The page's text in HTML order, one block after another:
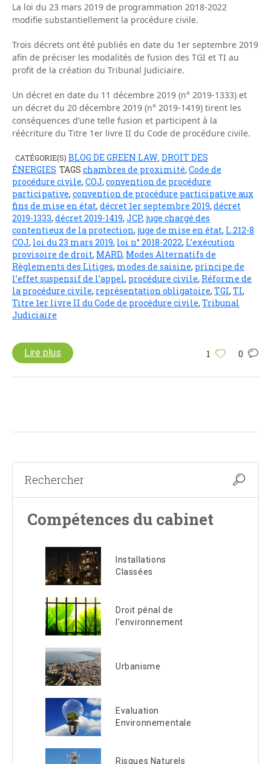
La loi du 23 mars 2019 de programmation 2018-2022
modifie substantiellement la procédure civile.
Trois décrets ont été publiés en date du 1er septembre 2019
afin de préciser les modalités de fusion des TGI et TI au
profit de la création du Tribunal Judiciaire.
Un décret en date du 11 décembre 2019 (n° 2019-1333) et
un décret du 20 décembre 2019 (n° 2019-1419) tirent les
conséquences d’une telle fusion et participent à la
réécriture du Titre 1er livre II du Code de procédure civile.
CATÉGORIE(S) BLOG DE GREEN LAW DROIT DES
ÉNERGIES TAGS chambres de proximité, Code de
procédure civile, COJ, convention de procédure
participative, convention de procédure participative aux
fins de mise en état, décret 1er septembre 2019, décret
2019-1333, décret 2019-1419, JCP, juge chargé des
contentieux de la protection, juge de mise en état, L.212-8
COJ, loi du 23 mars 2019, loi n° 2018-2022, L’exécution
provisoire de droit, MARD, Modes Alternatifs de
Règlements des Litiges, modes de saisine, principe de
l’effet suspensif de l’appel, procédure civile, Réforme de
la procédure civile, représentation obligatoire, TGI, TI,
Titre 1er livre II du Code de procédure civile, Tribunal
Judiciaire
1 0
Lire plus
Compétences du cabinet
Installations
Classées
Droit pénal de
l’environnement
Urbanisme
Evaluation
Environnementale
Risques Naturels